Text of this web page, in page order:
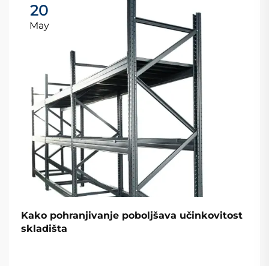
20
May
Kako pohranjivanje poboljšava učinkovitost
skladišta